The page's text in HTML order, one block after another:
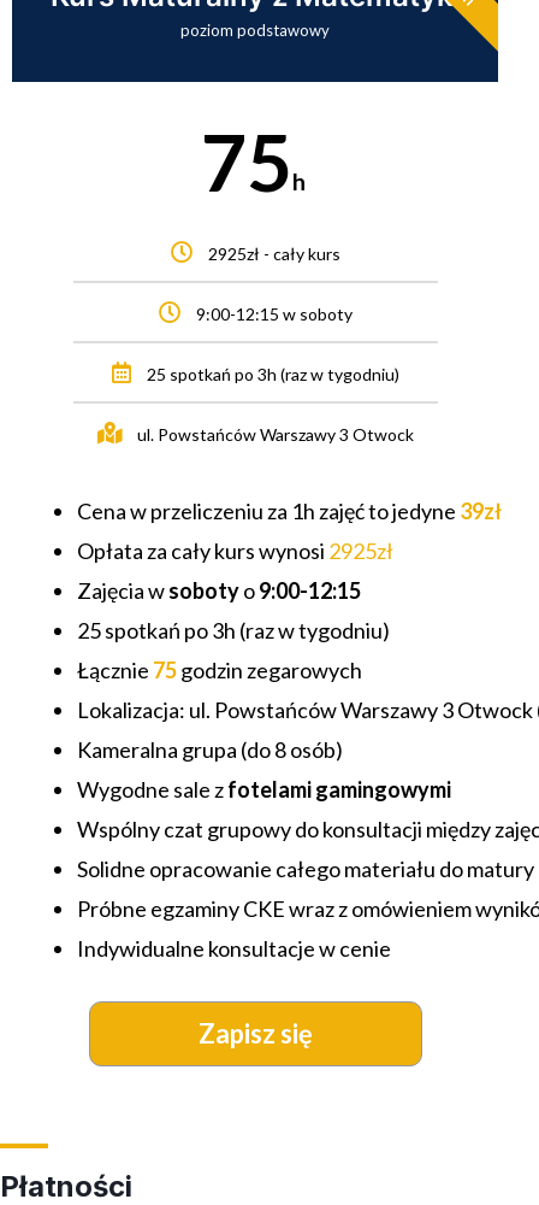
poziom podstawowy
75h
2925zł - cały kurs
9:00-12:15 w soboty
25 spotkań po 3h (raz w tygodniu)
ul. Powstańców Warszawy 3 Otwock
Cena w przeliczeniu za 1h zajęć to jedyne 39zł
Opłata za cały kurs wynosi 2925zł
Zajęcia wsobotyo9:00-12:15
25 spotkań po 3h (raz w tygodniu)
Łącznie 75godzin zegarowych
Lokalizacja: ul. Powstańców Warszawy 3
Kameralna grupa (do 8 osób)
Wygodne sale zfotelami gamingowymi
Wspólny czat grupowy do konsultacji między
Solidne opracowanie całego materiału do matury
Próbne egzaminy CKE wraz z omówieniem
Indywidualne konsultacje w cenie
Zapisz się
Płatności